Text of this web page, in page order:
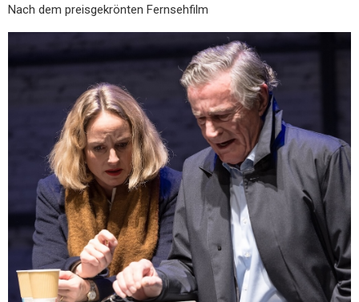
Nach dem preisgekrönten Fernsehfilm